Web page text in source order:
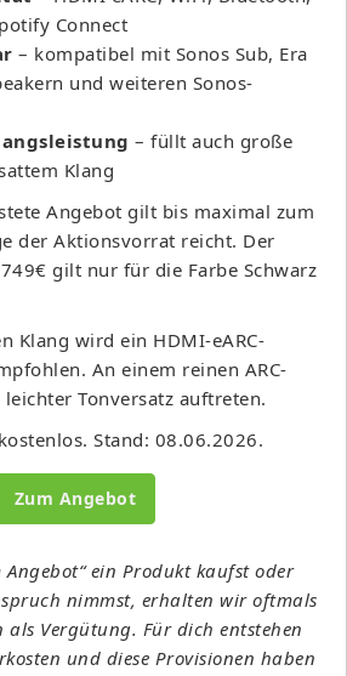
Connect
– kompatibel mit Sonos Sub, Era
und weiteren Sonos-
– füllt auch große
Klang
Angebot gilt bis maximal zum
der Aktionsvorrat reicht. Der
gilt nur für die Farbe Schwarz
Klang wird ein HDMI-eARC-
An einem reinen ARC-
Tonversatz auftreten.
Stand: 08.06.2026.
Zum Angebot
Angebot“ ein Produkt kaufst oder
nimmst, erhalten wir oftmals
als Vergütung. Für dich entstehen
und diese Provisionen haben